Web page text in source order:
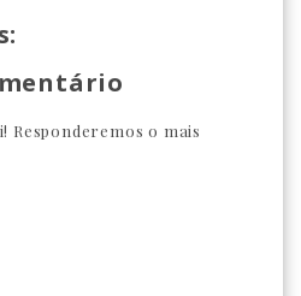
Responderemos o mais